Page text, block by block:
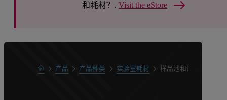
和耗材？.Visit the eStore
Home产品 产品种类 实验室耗材 样品池和试管